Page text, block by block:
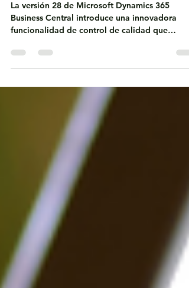
de calidad integrado dentro
del ERP
La versión 28 de Microsoft Dynamics 365
funcionalidad de control de calidad que
permite evaluar bienes y materiales
directamente en el ERP. Con verificaciones en
recepción, producción y ensamblaje, las
empresas pueden mejorar la trazabilidad,
reducir riesgos operativos y asegurar la calidad
del producto desde el origen, fortaleciendo el
control y la eficiencia en toda la operación.